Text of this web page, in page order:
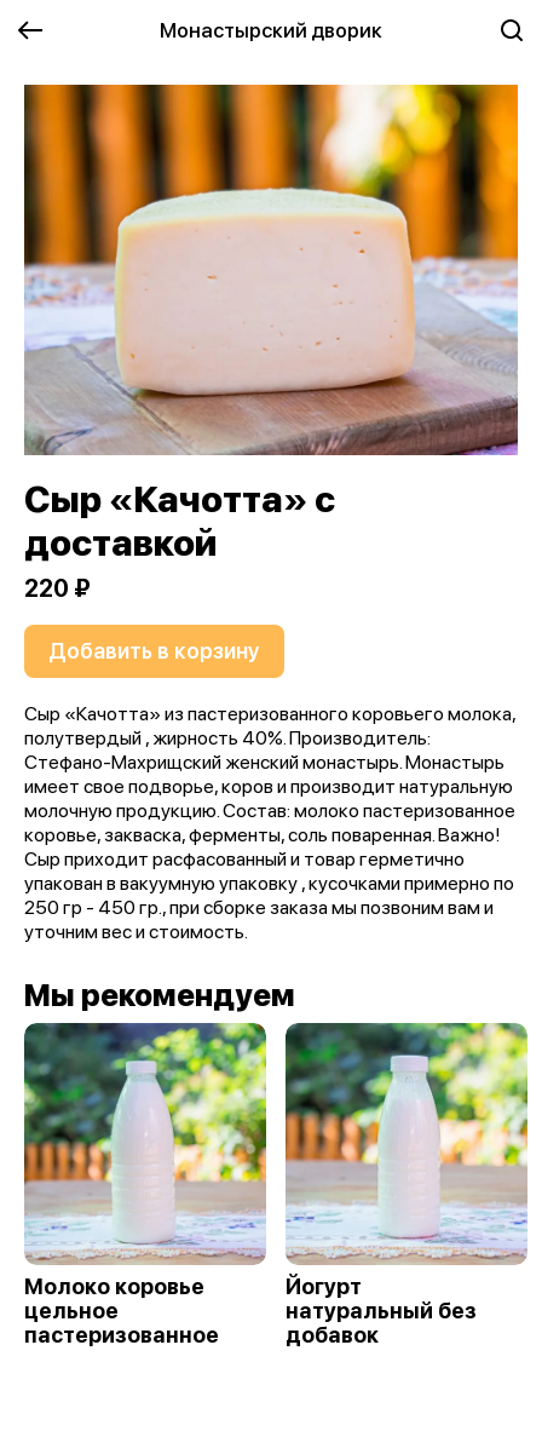
Монастырский дворик
Сыр «Качотта» с
доставкой
220 ₽
Добавить в корзину
Сыр «Качотта» из пастеризованного коровьего молока,
полутвердый , жирность 40%. Производитель:
Стефано-Махрищский женский монастырь. Монастырь
имеет свое подворье, коров и производит натуральную
молочную продукцию. Состав: молоко пастеризованное
коровье, закваска, ферменты, соль поваренная. Важно!
Сыр приходит расфасованный и товар герметично
упакован в вакуумную упаковку , кусочками примерно по
250 гр - 450 гр., при сборке заказа мы позвоним вам и
уточним вес и стоимость.
Мы рекомендуем
Молоко коровье
цельное
пастеризованное
Йогурт
натуральный без
добавок